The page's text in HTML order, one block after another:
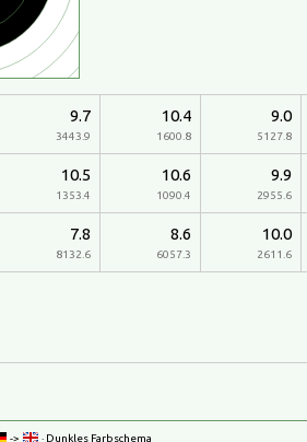
9.7
3443.9
10.4
1600.8
9.0
5127.8
10.5
1353.4
10.6
1090.4
9.9
2955.6
7.8
8132.6
8.6
6057.3
10.0
2611.6
-> · Dunkles Farbschema